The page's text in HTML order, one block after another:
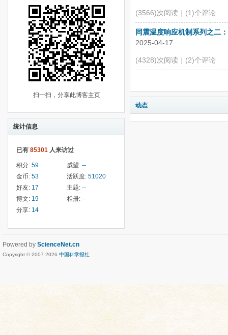
扫一扫，分享此博客主页
统计信息
已有 85301 人来访过
积分: 59 威望: --
金币: 53 活跃度: 51020
好友: 17 主题: --
博文: 19 相册: --
分享: 14
(3566)次阅读 | (1)个评论
同震温度响应机制系列之二
2025-04-17
(4328)次阅读 | (2)个评论
动态
Powered by ScienceNet.cn
Copyright © 2007-2026 中国科学报社